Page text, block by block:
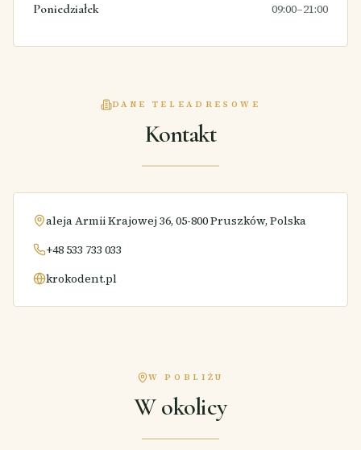
Poniedziałek 09:00–21:00
DANE TELEADRESOWE
Kontakt
aleja Armii Krajowej 36, 05-800 Pruszków, Polska
+48 533 733 033
krokodent.pl
W POBLIŻU
W okolicy